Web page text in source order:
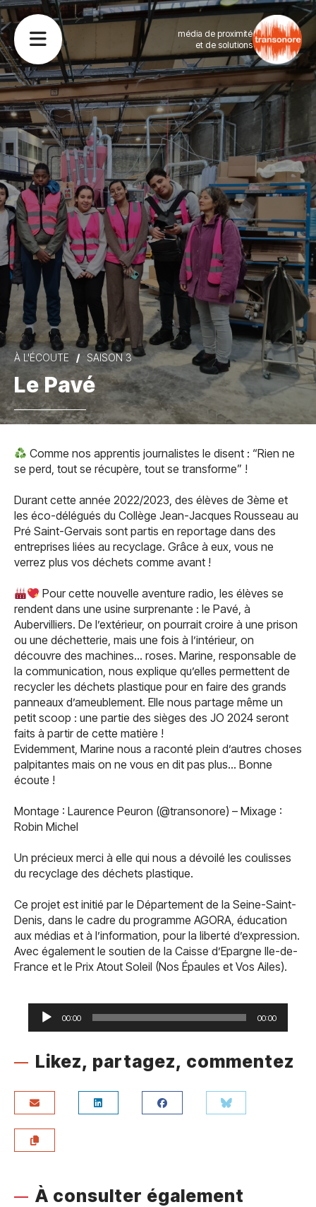
média de proximité
et de solutions
À L'ÉCOUTE SAISON 3
Le Pavé
Comme nos apprentis journalistes le disent : “Rien ne
se perd, tout se récupère, tout se transforme” !
Durant cette année 2022/2023, des élèves de 3ème et
les éco-délégués du Collège Jean-Jacques Rousseau au
Pré Saint-Gervais sont partis en reportage dans des
entreprises liées au recyclage. Grâce à eux, vous ne
verrez plus vos déchets comme avant !
Pour cette nouvelle aventure radio, les élèves se
rendent dans une usine surprenante : le Pavé, à
Aubervilliers. De l’extérieur, on pourrait croire à une prison
ou une déchetterie, mais une fois à l’intérieur, on
découvre des machines… roses. Marine, responsable de
la communication, nous explique qu’elles permettent de
recycler les déchets plastique pour en faire des grands
panneaux d’ameublement. Elle nous partage même un
petit scoop : une partie des sièges des JO 2024 seront
faits à partir de cette matière !
Evidemment, Marine nous a raconté plein d’autres choses
palpitantes mais on ne vous en dit pas plus… Bonne
écoute !
Montage : Laurence Peuron (@transonore) – Mixage :
Robin Michel
Un précieux merci à elle qui nous a dévoilé les coulisses
du recyclage des déchets plastique.
Ce projet est initié par le Département de la Seine-Saint-
Denis, dans le cadre du programme AGORA, éducation
aux médias et à l’information, pour la liberté d’expression.
Avec également le soutien de la Caisse d’Epargne Ile-de-
France et le Prix Atout Soleil (Nos Épaules et Vos Ailes).
audio
00:00 00:00
Likez, partagez, commentez
À consulter également